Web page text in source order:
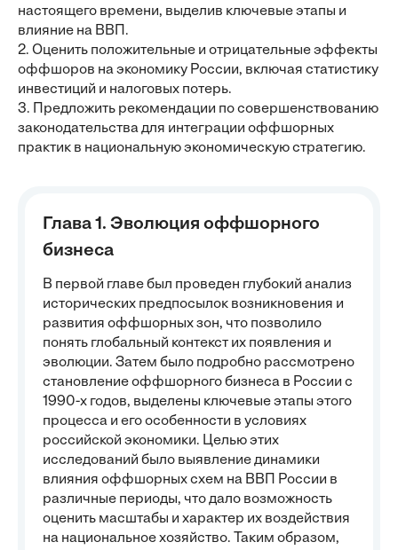
настоящего времени, выделив ключевые этапы и
влияние на ВВП.
2. Оценить положительные и отрицательные эффекты
оффшоров на экономику России, включая статистику
инвестиций и налоговых потерь.
3. Предложить рекомендации по совершенствованию
законодательства для интеграции оффшорных
практик в национальную экономическую стратегию.
Глава 1. Эволюция оффшорного
бизнеса
В первой главе был проведен глубокий анализ
исторических предпосылок возникновения и
развития оффшорных зон, что позволило
понять глобальный контекст их появления и
эволюции. Затем было подробно рассмотрено
становление оффшорного бизнеса в России с
1990-х годов, выделены ключевые этапы этого
процесса и его особенности в условиях
российской экономики. Целью этих
исследований было выявление динамики
влияния оффшорных схем на ВВП России в
различные периоды, что дало возможность
оценить масштабы и характер их воздействия
на национальное хозяйство. Таким образом,